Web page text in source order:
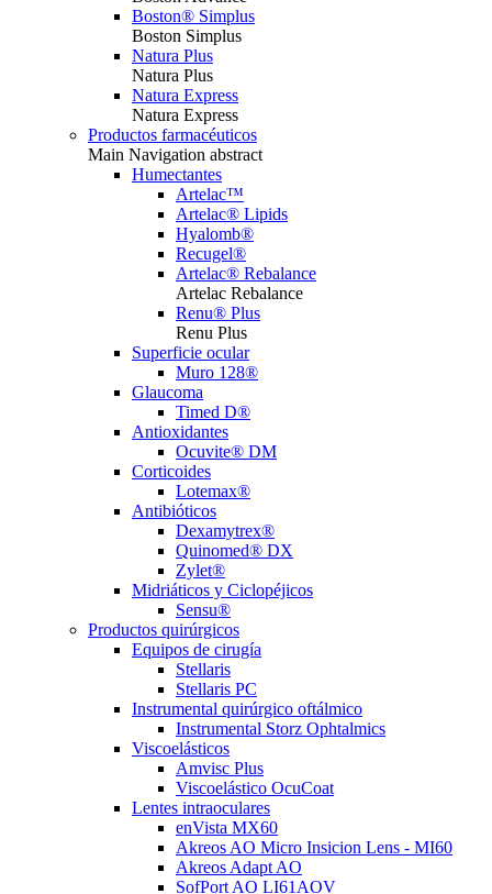
Boston® Simplus
Boston Simplus
Natura Plus
Natura Plus
Natura Express
Natura Express
Productos farmacéuticos
Main Navigation abstract
Humectantes
Artelac™
Artelac® Lipids
Hyalomb®
Recugel®
Artelac® Rebalance
Artelac Rebalance
Renu® Plus
Renu Plus
Superficie ocular
Muro 128®
Glaucoma
Timed D®
Antioxidantes
Ocuvite® DM
Corticoides
Lotemax®
Antibióticos
Dexamytrex®
Quinomed® DX
Zylet®
Midriáticos y Ciclopéjicos
Sensu®
Productos quirúrgicos
Equipos de cirugía
Stellaris
Stellaris PC
Instrumental quirúrgico oftálmico
Instrumental Storz Ophtalmics
Viscoelásticos
Amvisc Plus
Viscoelástico OcuCoat
Lentes intraoculares
enVista MX60
Akreos AO Micro Insicion Lens - MI60
Akreos Adapt AO
SofPort AO LI61AOV